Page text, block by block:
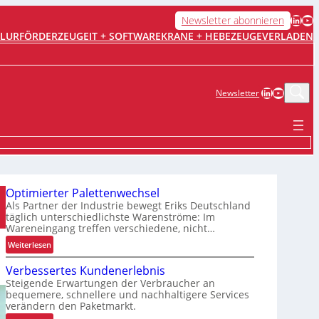
Newsletter abonnieren LinkedIn YouTube
IT + SOFTWAREKRANE + HEBEZEUGEVERLADEN
NewsletterLinkedIn
Optimierter Palettenwechsel
Als Partner der Industrie bewegt Eriks Deutschland
täglich unterschiedlichste Warenströme: Im
Wareneingang treffen verschiedene, nicht…
Weiterlesen:
O
p
t
i
m
Verbessertes Kundenerlebnis
Steigende Erwartungen der Verbraucher an
bequemere, schnellere und nachhaltigere Services
verändern den Paketmarkt.